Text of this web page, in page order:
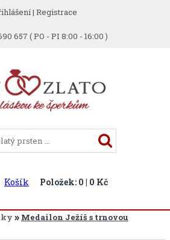
| Registrace
657 ( PO - PI 8:00 - 16:00 )
Košík Položek: 0 | 0 Kč
» Medailon Ježíš s trnovou